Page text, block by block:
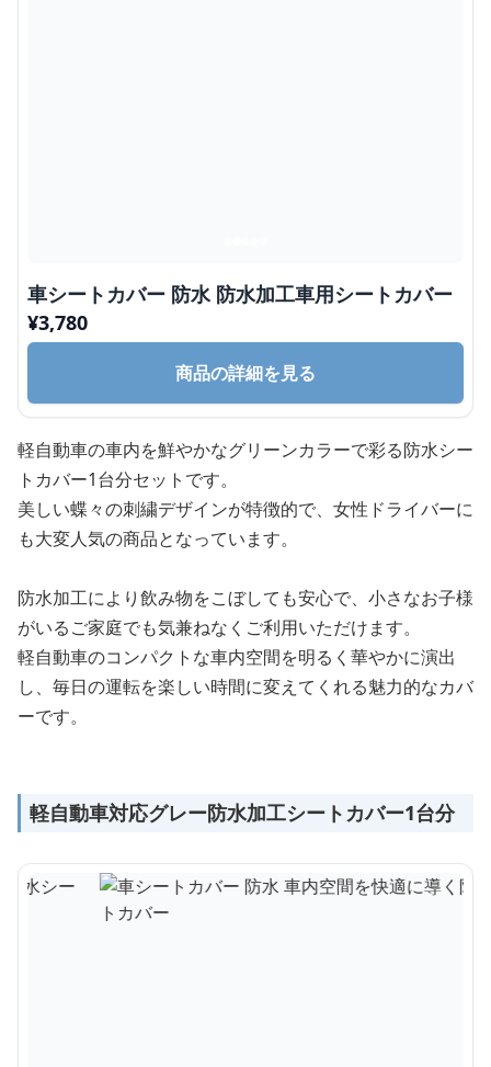
車シートカバー 防水 防水加工車用シートカバー
¥3,780
商品の詳細を見る
軽自動車の車内を鮮やかなグリーンカラーで彩る防水シー
トカバー1台分セットです。
美しい蝶々の刺繍デザインが特徴的で、女性ドライバーに
も大変人気の商品となっています。
防水加工により飲み物をこぼしても安心で、小さなお子様
がいるご家庭でも気兼ねなくご利用いただけます。
軽自動車のコンパクトな車内空間を明るく華やかに演出
し、毎日の運転を楽しい時間に変えてくれる魅力的なカバ
ーです。
軽自動車対応グレー防水加工シートカバー1台分